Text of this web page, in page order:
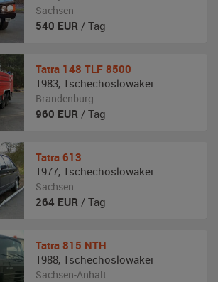
Sachsen
540 EUR / Tag
Tatra 148 TLF 8500
1983, Tschechoslowakei
Brandenburg
960 EUR / Tag
Tatra 613
1977, Tschechoslowakei
Sachsen
264 EUR / Tag
Tatra 815 NTH
1988, Tschechoslowakei
Sachsen-Anhalt